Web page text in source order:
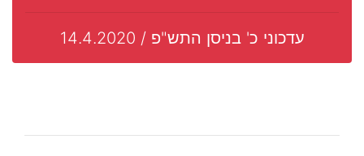
עדכוני כ' בניסן התש"פ / 14.4.2020